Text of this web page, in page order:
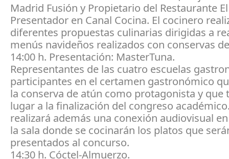
Madrid Fusión y Propietario del Restaurante
Presentador en Canal Cocina. El cocinero
diferentes propuestas culinarias dirigidas a
menús navideños realizados con conservas
14:00 h. Presentación: MasterTuna.
Representantes de las cuatro escuelas
participantes en el certamen gastronómico
la conserva de atún como protagonista y que
lugar a la finalización del congreso
realizará además una conexión audiovisual
la sala donde se cocinarán los platos que
presentados al concurso.
14:30 h. Cóctel-Almuerzo.